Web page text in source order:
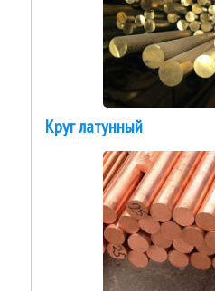
Круг латунный